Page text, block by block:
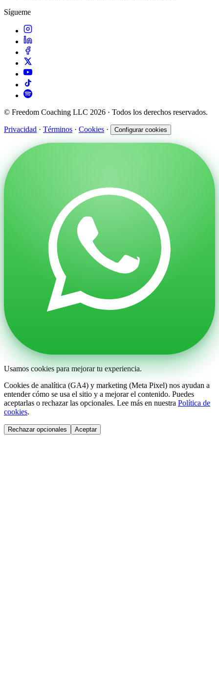
Sígueme
© Freedom Coaching LLC 2026 · Todos los derechos reservados.
Privacidad · Términos · Cookies · Configurar cookies
Usamos cookies para mejorar tu experiencia.
Cookies de analítica (GA4) y marketing (Meta Pixel) nos ayudan a
entender cómo se usa el sitio y a mejorar el contenido. Puedes
aceptarlas o rechazar las opcionales. Lee más en nuestra Política de
cookies.
Rechazar opcionales Aceptar